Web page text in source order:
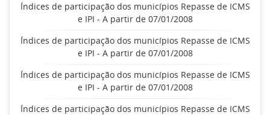
Índices de participação dos municípios Repasse de ICMS
e IPI - A partir de 07/01/2008
Índices de participação dos municípios Repasse de ICMS
e IPI - A partir de 07/01/2008
Índices de participação dos municípios Repasse de ICMS
e IPI - A partir de 07/01/2008
Índices de participação dos municípios Repasse de ICMS